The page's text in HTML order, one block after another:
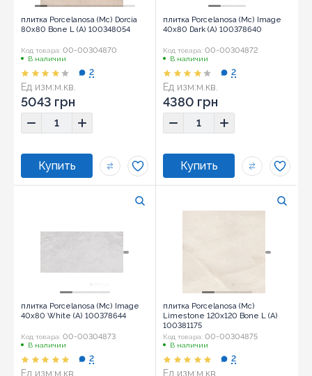
плитка Porcelanosa (Mc) Dorcia
80x80 Bone L (A) 100348054
Код товара: 00-00304870
В наличии
Ед изм:м.кв.
2
5043 грн
плитка Porcelanosa (Mc) Image
40x80 Dark (A) 100378640
Код товара: 00-00304872
В наличии
Ед изм:м.кв.
2
4380 грн
плитка Porcelanosa (Mc) Image
40x80 White (A) 100378644
Код товара: 00-00304873
В наличии
Ед изм:м.кв.
2
плитка Porcelanosa (Mc)
Limestone 120x120 Bone L (A)
100381175
Код товара: 00-00304875
В наличии
Ед изм:м.кв.
2